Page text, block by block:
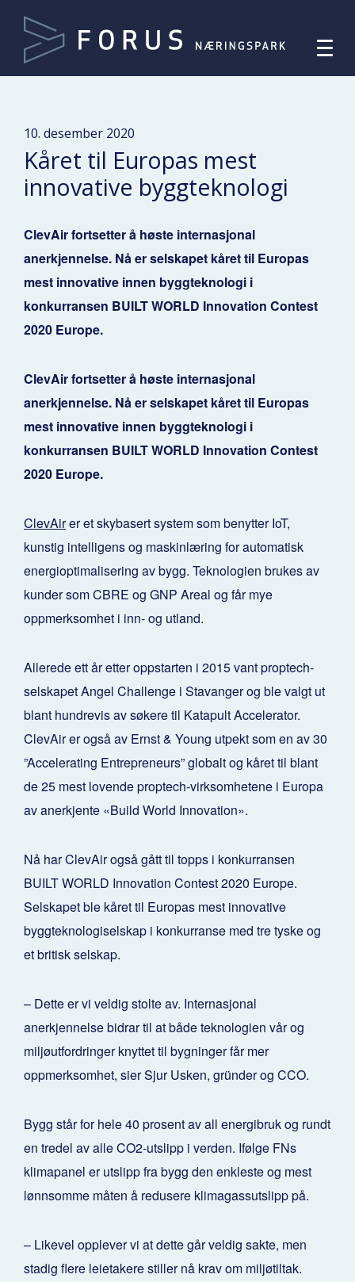
10. desember 2020
Kåret til Europas mest
innovative byggteknologi
ClevAir fortsetter å høste internasjonal
anerkjennelse. Nå er selskapet kåret til Europas
mest innovative innen byggteknologi i
konkurransen BUILT WORLD Innovation Contest
2020 Europe.
ClevAir fortsetter å høste internasjonal
anerkjennelse. Nå er selskapet kåret til Europas
mest innovative innen byggteknologi i
konkurransen BUILT WORLD Innovation Contest
2020 Europe.
ClevAirer et skybasert system som benytter IoT,
kunstig intelligens og maskinlæring for automatisk
energioptimalisering av bygg. Teknologien brukes av
kunder som CBRE og GNP Areal og får mye
oppmerksomhet i inn- og utland.
Allerede ett år etter oppstarten i 2015 vant proptech-
selskapet Angel Challenge i Stavanger og ble valgt ut
blant hundrevis av søkere til Katapult Accelerator.
ClevAir er også av Ernst & Young utpekt som en av 30
”Accelerating Entrepreneurs” globalt og kåret til blant
de 25 mest lovende proptech-virksomhetene i Europa
av anerkjente «Build World Innovation».
Nå har ClevAir også gått til topps i konkurransen
BUILT WORLD Innovation Contest 2020 Europe.
Selskapet ble kåret til Europas mest innovative
byggteknologiselskap i konkurranse med tre tyske og
et britisk selskap.
– Dette er vi veldig stolte av. Internasjonal
anerkjennelse bidrar til at både teknologien vår og
miljøutfordringer knyttet til bygninger får mer
oppmerksomhet, sier Sjur Usken, gründer og CCO.
Bygg står for hele 40 prosent av all energibruk og rundt
en tredel av alle CO2-utslipp i verden. Ifølge FNs
klimapanel er utslipp fra bygg den enkleste og mest
lønnsomme måten å redusere klimagassutslipp på.
– Likevel opplever vi at dette går veldig sakte, men
stadig flere leietakere stiller nå krav om miljøtiltak.